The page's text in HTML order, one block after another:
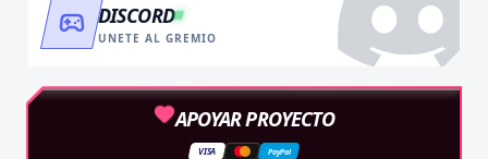
DISCORD
UNETE AL GREMIO
APOYAR PROYECTO
VISA PayPal